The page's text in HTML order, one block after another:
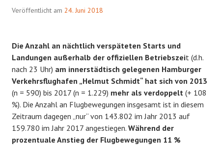
Veröffentlicht am 24. Juni 2018
Die Anzahl an nächtlich verspäteten Starts und
Landungen außerhalb der offiziellen Betriebszeit (d.h.
nach 23 Uhr) am innerstädtisch gelegenen Hamburger
Verkehrsflughafen „Helmut Schmidt“ hat sich von 2013
(n = 590) bis 2017 (n = 1.229) mehr als verdoppelt (+ 108
%). Die Anzahl an Flugbewegungen insgesamt ist in diesem
Zeitraum dagegen „nur“ von 143.802 im Jahr 2013 auf
159.780 im Jahr 2017 angestiegen. Während der
prozentuale Anstieg der Flugbewegungen 11 %